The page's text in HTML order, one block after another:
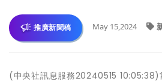
推廣新聞稿 May 15,2024
(中央社訊息服務20240515 10:05:38)